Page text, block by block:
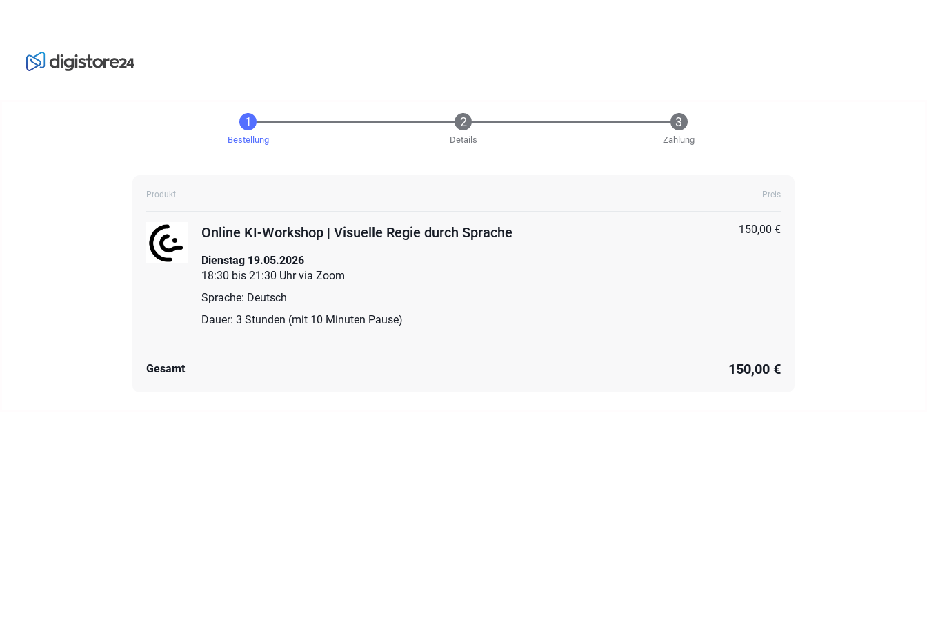
Bestellung Details Zahlung
Produkt Preis
Online KI-Workshop | Visuelle Regie durch Sprache
Dienstag 19.05.2026
18:30 bis 21:30 Uhr via Zoom
Sprache: Deutsch
Dauer: 3 Stunden (mit 10 Minuten Pause)
150,00 €
Gesamt 150,00 €